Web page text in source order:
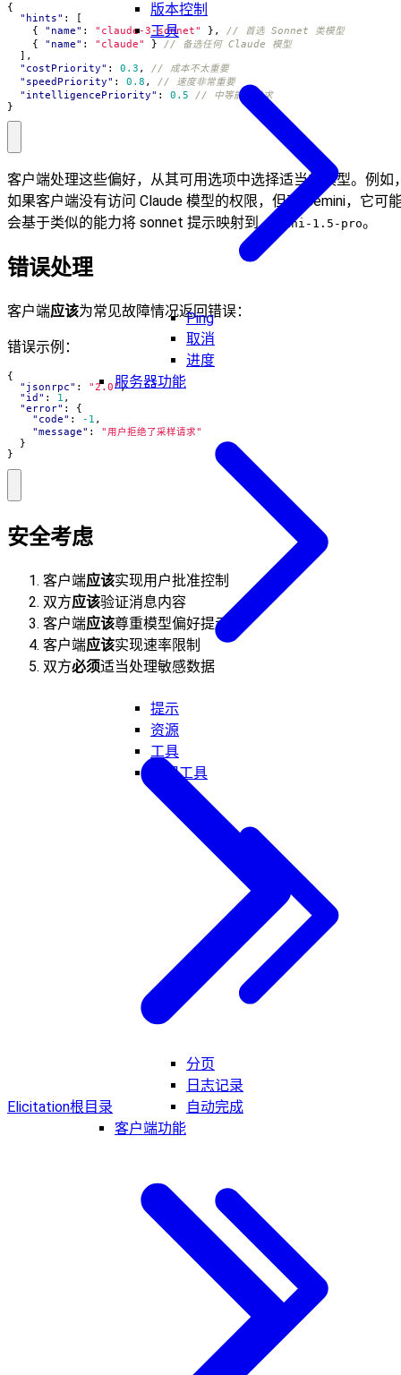
版本控制
工具
Ping
取消
进度
服务器功能
提示
资源
工具
实用工具
分页
日志记录
自动完成
客户端功能
{
"hints" :
[
{
"name" : "claude-3-sonnet" },
{
"name" : "claude" }
],
"costPriority" : 0.3 ,
"speedPriority" : 0.8 ,
"intelligencePriority" : 0.5
}
客户端处理这些偏好，从其可用选项中选择适当的模型。例如
如果客户端没有访问 Claude 模型的权限，但有 Gemini，它可
会基于类似的能力将 sonnet 提示映射到gemini-1.5-pro。
错误处理
客户端应该为常见故障情况返回错误：
错误示例：
{
"jsonrpc" : "2.0",
"id" : 1 ,
"error" :
{
"code" : -1 ,
"message" :
"用户拒绝了采样请求"
}
}
安全考虑
客户端应该实现用户批准控制
双方应该验证消息内容
客户端应该尊重模型偏好提示
客户端应该实现速率限制
双方必须适当处理敏感数据
Elicitation根目录